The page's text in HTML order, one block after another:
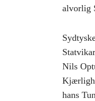
alvorlig
Nils
hans